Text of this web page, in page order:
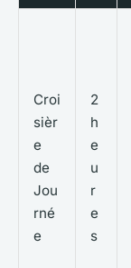
Croi
sièr
e
de
Jou
rné
e
2
h
e
u
r
e
s